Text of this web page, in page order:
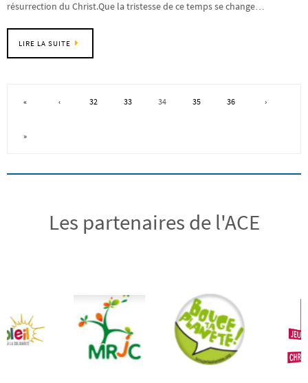
résurrection du Christ.Que la tristesse de ce temps se change…
LIRE LA SUITE
« ‹ 32 33 34 35 36 ›
»
Les partenaires de l'ACE